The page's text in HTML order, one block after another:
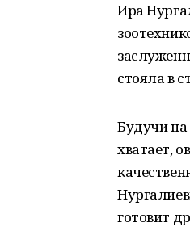
Ира
стояла в
Будучи
хватает,
готовит